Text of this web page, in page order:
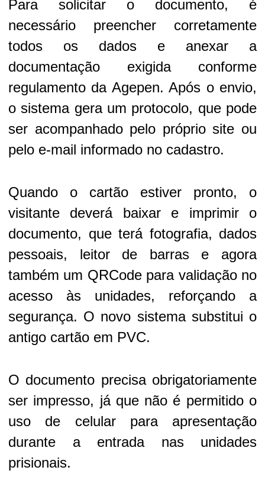
Para solicitar o documento, é
necessário preencher corretamente
todos os dados e anexar a
documentação exigida conforme
regulamento da Agepen. Após o envio,
o sistema gera um protocolo, que pode
ser acompanhado pelo próprio site ou
pelo e-mail informado no cadastro.
Quando o cartão estiver pronto, o
visitante deverá baixar e imprimir o
documento, que terá fotografia, dados
pessoais, leitor de barras e agora
também um QRCode para validação no
acesso às unidades, reforçando a
segurança. O novo sistema substitui o
antigo cartão em PVC.
O documento precisa obrigatoriamente
ser impresso, já que não é permitido o
uso de celular para apresentação
durante a entrada nas unidades
prisionais.